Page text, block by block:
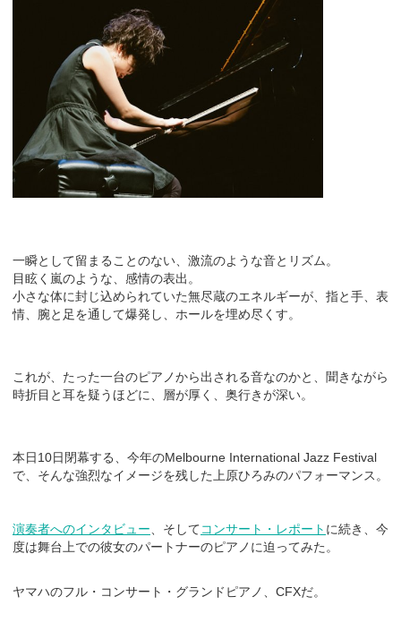
一瞬として留まることのない、激流のような音とリズム。
目眩く嵐のような、感情の表出。
小さな体に封じ込められていた無尽蔵のエネルギーが、指と手、表
情、腕と足を通して爆発し、ホールを埋め尽くす。
これが、たった一台のピアノから出される音なのかと、聞きながら
時折目と耳を疑うほどに、層が厚く、奥行きが深い。
本日10日閉幕する、今年のMelbourne International Jazz Festival
で、そんな強烈なイメージを残した上原ひろみのパフォーマンス。
演奏者へのインタビュー 、そしてコンサート・レポート に続き、今
度は舞台上での彼女のパートナーのピアノに迫ってみた。
ヤマハのフル・コンサート・グランドピアノ、CFXだ。